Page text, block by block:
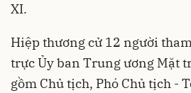
XI.
Hiệp thương cử 12 người
trực Ủy ban Trung ương Mặt
gồm Chủ tịch, Phó Chủ tịch -